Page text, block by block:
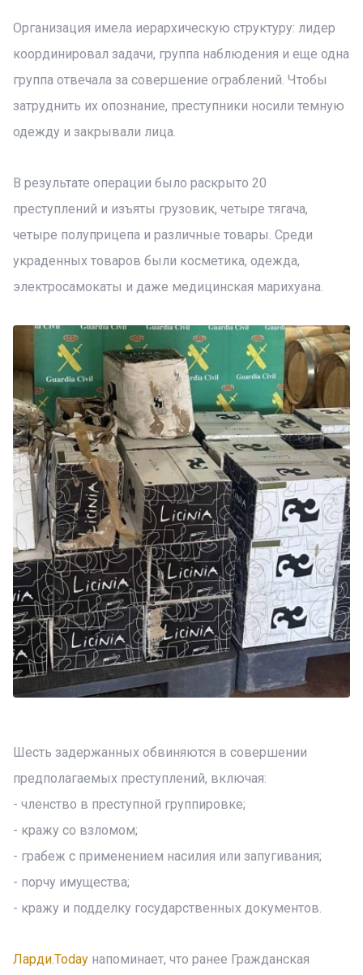
Организация имела иерархическую структуру: лидер
координировал задачи, группа наблюдения и еще одна
группа отвечала за совершение ограблений. Чтобы
затруднить их опознание, преступники носили темную
одежду и закрывали лица.
В результате операции было раскрыто 20
преступлений и изъяты грузовик, четыре тягача,
четыре полуприцепа и различные товары. Среди
украденных товаров были косметика, одежда,
электросамокаты и даже медицинская марихуана.
Шесть задержанных обвиняются в совершении
предполагаемых преступлений, включая:
- членство в преступной группировке;
- кражу со взломом;
- грабеж с применением насилия или запугивания;
- порчу имущества;
- кражу и подделку государственных документов.
Ларди.Today напоминает, что ранее Гражданская